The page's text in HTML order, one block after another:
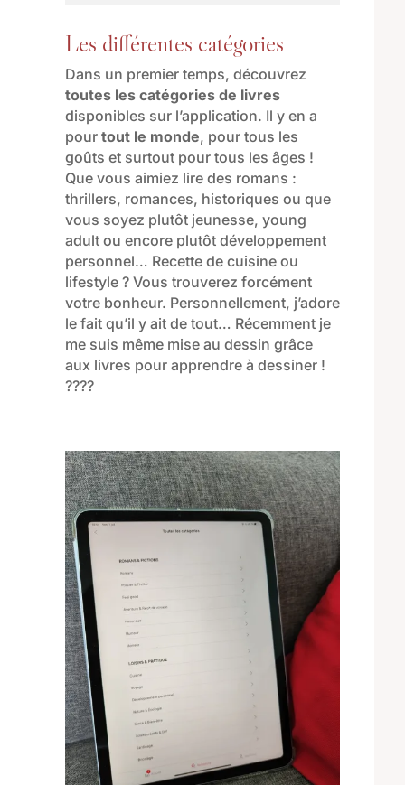
Les différentes catégories
Dans un premier temps, découvrez
toutes les catégories de livres
disponibles sur l’application. Il y en a
pour tout le monde, pour tous les
goûts et surtout pour tous les âges !
Que vous aimiez lire des romans :
thrillers, romances, historiques ou que
vous soyez plutôt jeunesse, young
adult ou encore plutôt développement
personnel… Recette de cuisine ou
lifestyle ? Vous trouverez forcément
votre bonheur. Personnellement, j’adore
le fait qu’il y ait de tout… Récemment je
me suis même mise au dessin grâce
aux livres pour apprendre à dessiner !
????